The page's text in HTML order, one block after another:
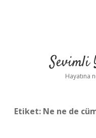
Sevimli
Hayatına
Etiket: Ne ne de